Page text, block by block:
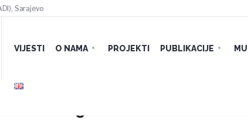
Sarajevo
VIJESTI O NAMA PROJEKTI PUBLIKACIJE